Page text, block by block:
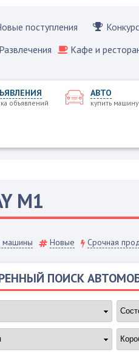
поступления
Развлечения Кафе и
объявлений
АВТО
купить машину
M1
машины Новые Срочная
ПОИСК